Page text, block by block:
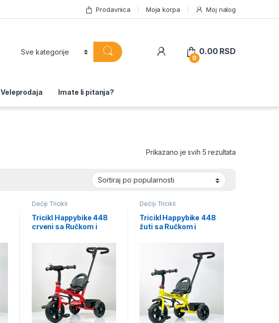
Prodavnica Moja korpa Moj nalog
0
0.00 RSD
Veleprodaja Imate li pitanja?
Prikazano je svih 5 rezultata
Dečiji Tricikli
Tricikl Happybike 448
crveni sa Ručkom i
Dečiji Tricikli
Tricikl Happybike 448
žuti sa Ručkom i